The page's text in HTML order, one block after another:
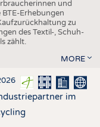
und
Erhebungen
zu
des Textil-, Schuh-
zählt.
MORE
im